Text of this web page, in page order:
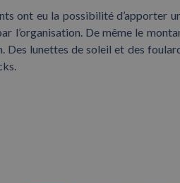
ont eu la possibilité d’apporter
l’organisation. De même le
Des lunettes de soleil et des